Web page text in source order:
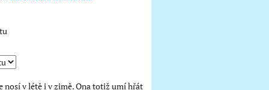
nosí v létě i v zimě. Ona totiž umí hřát